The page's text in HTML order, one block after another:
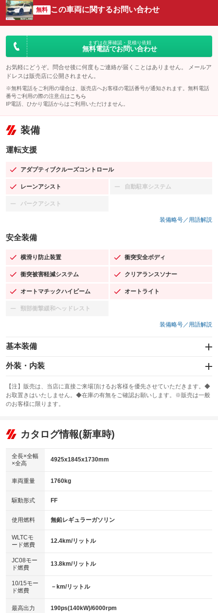
無料 この車両に関するお問い合わせ
まずは在庫確認・見積り依頼
無料電話でお問い合わせ
お気軽にどうぞ。問合せ後に何度もご連絡が届くことはありません。 メールア
ドレスは販売店に公開されません。
※無料電話をご利用の場合は、販売店へお客様の電話番号が通知されます。無料電話
番号ご利用の際の注意点は こちら
IP電話、ひかり電話からはご利用いただけません。
装備
運転支援
アダプティブクルーズコントロール
：装備あり
レーンアシスト
：装備あり 自動駐車システム
：装備なし
パークアシスト
：装備なし
装備略号／用語解説
安全装備
横滑り防止装置
：装備あり 衝突安全ボディ
：装備あり
衝突被害軽減システム
：装備あり クリアランスソナー
：装備あり
オートマチックハイビーム
：装備あり オートライト
：装備あり
頸部衝撃緩和ヘッドレスト
：装備なし
装備略号／用語解説
基本装備
エアバッグ：運転席/助手席/サイド
：装備あり
：装備なし
サンルーフ
：装備あり ABS
リフトアップ
：装備なし
：装備なし
パワーウィンドウ
アイドリングストップ
：装備あり
USB入力端子
：装備あり
100V電源
：装備なし
センターデフロック
：装備なし
電動格納ミラー
：装備あり
外装・内装
カーナビ：SDナビ
：装備あり
TV：フルセグ
：装備あり
ビジュアル
：装備なし
：装備あり
革シート
キーレス
HID(キセノンライト)
：装備なし
バックカメラ
：装備あり
エアロ
：装備なし
：装備なし
パワーシート
ベンチシート
：装備なし
チップアップシート
：装備なし
【注】販売は、当店に直接ご来場頂けるお客様を優先させていただきます。◆
お取置きはいたしません。◆在庫の有無をご確認お願いします。※販売は一般
のお客様に限ります。
カタログ情報(新車時)
全長×全幅
×全高
4925x1845x1730mm
車両重量 1760kg
駆動形式 FF
使用燃料 無鉛レギュラーガソリン
WLTCモ
ード燃費
12.4km/リットル
JC08モー
ド燃費
13.8km/リットル
10/15モー
ド燃費
－km/リットル
最高出力 190ps(140kW)/6000rpm